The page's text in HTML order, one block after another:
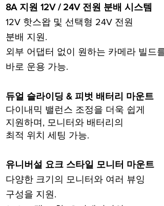
8A 지원 12V / 24V 전원 분배 시스템
12V 핫스왑 및 선택형 24V 전원
분배 지원.
외부 어댑터 없이 원하는 카메라 빌드를
바로 운용 가능.
듀얼 슬라이딩 & 피벗 배터리 마운트
다이내믹 밸런스 조정을 더욱 쉽게
지원하며, 모니터와 배터리의
최적 위치 세팅 가능.
유니버설 요크 스타일 모니터 마운트
​다양한 크기의 모니터와 여러 뷰잉
구성을 지원.